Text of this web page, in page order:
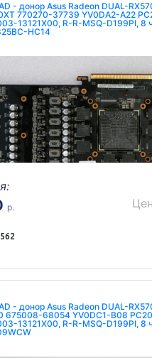
- донор Asus Radeon DUAL-
770270-37739 YV0DA2-A22
13121X00, R-R-MSQ-D199PI, 8
HC14
р.
- донор Asus Radeon DUAL-
675008-68054 YV0DC1-B08
13121X00, R-R-MSQ-D199PI, 8